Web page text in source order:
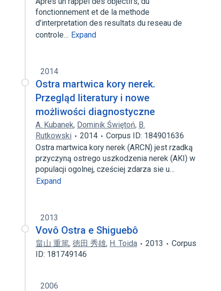
fonctionnement et de la methode
d'interpretation des resultats du reseau de
controle… Expand
2014
Ostra martwica kory nerek.
Przegląd literatury i nowe
możliwości diagnostyczne
A. Kubanek, Dominik Świętoń, B.
Rutkowski
2014
Corpus ID: 184901636
Ostra martwica kory nerek (ARCN) jest rzadką
przyczyną ostrego uszkodzenia nerek (AKI) w
populacji ogolnej, cześciej zdarza sie u…
Expand
2013
Vovô Ostra e Shiguebô
畠山 重篤, 徳田 秀雄, H. Toida 2013
Corpus
ID: 181749146
2006